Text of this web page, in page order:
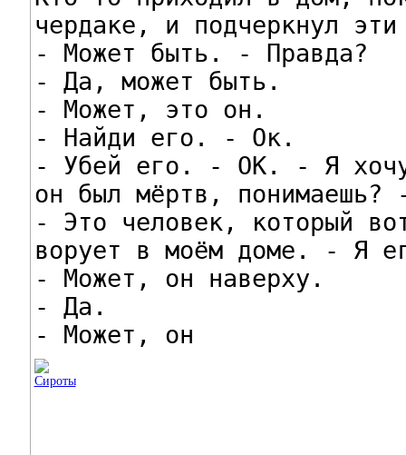
чердаке, и подчеркнул эти
- Может быть. - Правда?
- Да, может быть.
- Может, это он.
- Найди его. - Ок.
- Убей его. - ОК. - Я
он был мёртв,
- Это человек, который
ворует в моём доме. - Я
- Может, он наверху.
- Да.
- Может, он